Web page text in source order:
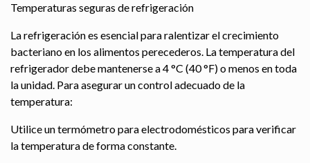
Temperaturas seguras de refrigeración
La refrigeración es esencial para ralentizar el crecimiento
bacteriano en los alimentos perecederos. La temperatura del
refrigerador debe mantenerse a 4 °C (40 °F) o menos en toda
la unidad. Para asegurar un control adecuado de la
temperatura:
Utilice un termómetro para electrodomésticos para verificar
la temperatura de forma constante.